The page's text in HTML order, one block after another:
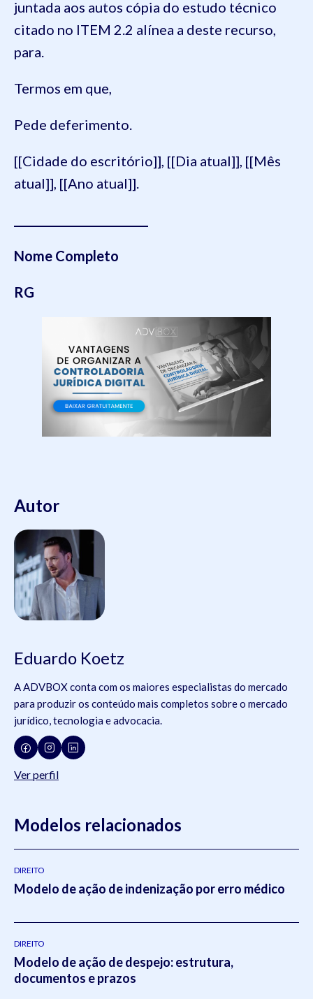
juntada aos autos cópia do estudo técnico
citado no ITEM 2.2 alínea a deste recurso,
para.
Termos em que,
Pede deferimento.
[[Cidade do escritório]], [[Dia atual]], [[Mês
atual]], [[Ano atual]].
Nome Completo
RG
Autor
Eduardo Koetz
A ADVBOX conta com os maiores especialistas do mercado
para produzir os conteúdo mais completos sobre o mercado
jurídico, tecnologia e advocacia.
Ver perfil
Modelos relacionados
DIREITO
Modelo de ação de indenização por erro médico
DIREITO
Modelo de ação de despejo: estrutura,
documentos e prazos